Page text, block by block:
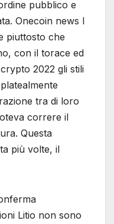
pubblico e
Onecoin news l
piuttosto che
con il torace ed
2022 gli stili
tra di loro
correre il
Questa
più volte, il
Litio non sono